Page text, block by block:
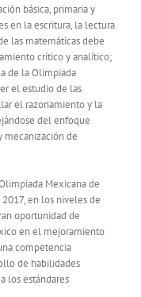
básica, primaria y
en la escritura, la lectura
las matemáticas debe
crítico y analítico;
de la Olimpiada
el estudio de las
el razonamiento y la
del enfoque
de
Mexicana de
2017, en los niveles de
oportunidad de
en el mejoramiento
competencia
de habilidades
los estándares